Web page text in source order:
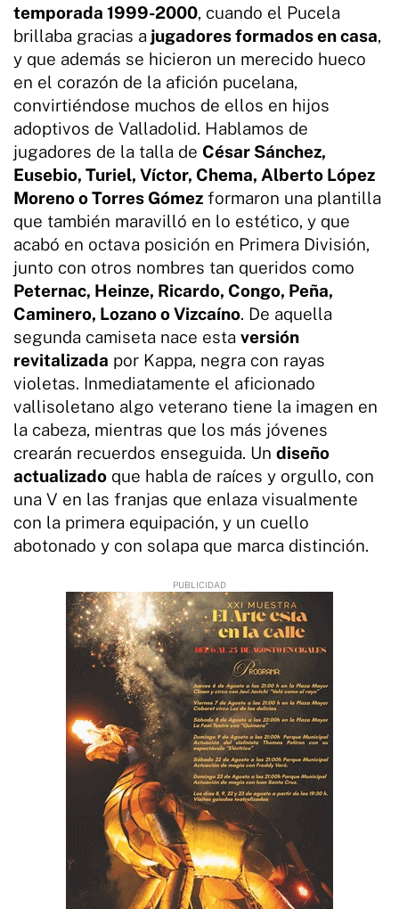
temporada 1999-2000, cuando el Pucela
brillaba gracias a jugadores formados en casa,
y que además se hicieron un merecido hueco
en el corazón de la afición pucelana,
convirtiéndose muchos de ellos en hijos
adoptivos de Valladolid. Hablamos de
jugadores de la talla de César Sánchez,
Eusebio, Turiel, Víctor, Chema, Alberto López
Moreno o Torres Gómez formaron una plantilla
que también maravilló en lo estético, y que
acabó en octava posición en Primera División,
junto con otros nombres tan queridos como
Peternac, Heinze, Ricardo, Congo, Peña,
Caminero, Lozano o Vizcaíno. De aquella
segunda camiseta nace esta versión
revitalizada por Kappa, negra con rayas
violetas. Inmediatamente el aficionado
vallisoletano algo veterano tiene la imagen en
la cabeza, mientras que los más jóvenes
crearán recuerdos enseguida. Un diseño
actualizado que habla de raíces y orgullo, con
una V en las franjas que enlaza visualmente
con la primera equipación, y un cuello
abotonado y con solapa que marca distinción.